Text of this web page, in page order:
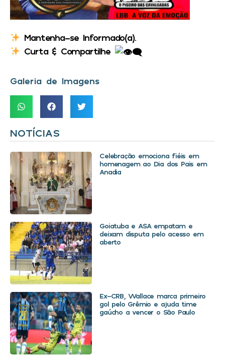
Mantenha-se Informado(a).
Curta & Compartilhe
Galeria de Imagens
NOTÍCIAS
Celebração emociona fiéis em
homenagem ao Dia dos Pais em
Anadia
Goiatuba e ASA empatam e
deixam disputa pelo acesso em
aberto
Ex-CRB, Wallace marca primeiro
gol pelo Grêmio e ajuda time
gaúcho a vencer o São Paulo